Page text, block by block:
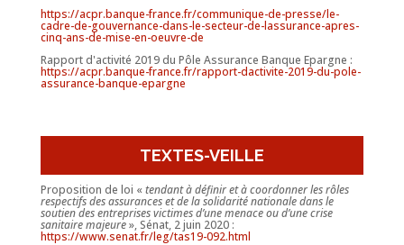
https://acpr.banque-france.fr/communique-de-presse/le-
cadre-de-gouvernance-dans-le-secteur-de-lassurance-apres-
cinq-ans-de-mise-en-oeuvre-de
Rapport d'activité 2019 du Pôle Assurance Banque Epargne :
https://acpr.banque-france.fr/rapport-dactivite-2019-du-pole-
assurance-banque-epargne
TEXTES-VEILLE
Proposition de loi «tendant à définir et à coordonner les rôles
respectifs des assurances et de la solidarité nationale dans le
soutien des entreprises victimes d’une menace ou d’une crise
sanitaire majeure», Sénat, 2 juin 2020 :
https://www.senat.fr/leg/tas19-092.html